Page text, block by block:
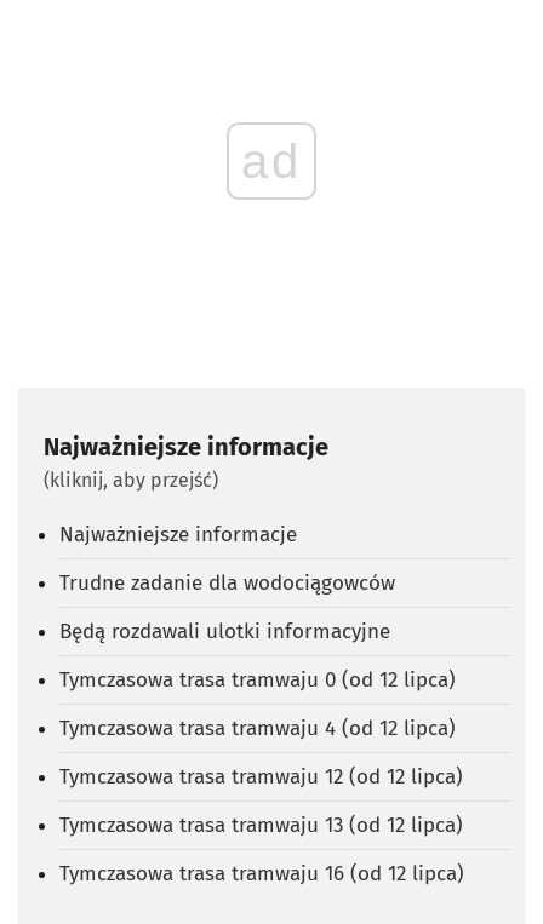
ad
Najważniejsze informacje
(kliknij, aby przejść)
Najważniejsze informacje
Trudne zadanie dla wodociągowców
Będą rozdawali ulotki informacyjne
Tymczasowa trasa tramwaju 0 (od 12 lipca)
Tymczasowa trasa tramwaju 4 (od 12 lipca)
Tymczasowa trasa tramwaju 12 (od 12 lipca)
Tymczasowa trasa tramwaju 13 (od 12 lipca)
Tymczasowa trasa tramwaju 16 (od 12 lipca)